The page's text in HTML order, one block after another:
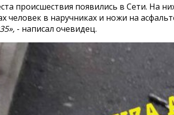
происшествия появились в Сети. На
человек в наручниках и ножи на
- написал очевидец.